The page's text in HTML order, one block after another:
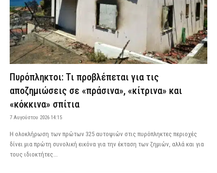
Πυρόπληκτοι: Τι προβλέπεται για τις
αποζημιώσεις σε «πράσινα», «κίτρινα» και
«κόκκινα» σπίτια
7 Αυγούστου 2026 14:15
Η ολοκλήρωση των πρώτων 325 αυτοψιών στις πυρόπληκτες περιοχές
δίνει μια πρώτη συνολική εικόνα για την έκταση των ζημιών, αλλά και για
τους ιδιοκτήτες...